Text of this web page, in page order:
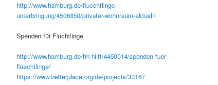
http://www.hamburg.de/fluechtlinge-
unterbringung/4506850/privater-wohnraum-aktuell/
Spenden für Flüchtlinge
http://www.hamburg.de/hh-hilft/4450014/spenden-fuer-
fluechtlinge/
https://www.betterplace.org/de/projects/33167